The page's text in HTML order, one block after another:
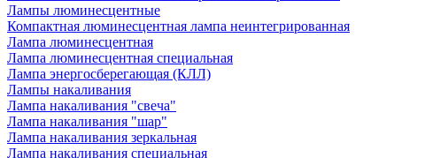
Лампы люминесцентные
Компактная люминесцентная лампа неинтегрированная
Лампа люминесцентная
Лампа люминесцентная специальная
Лампа энергосберегающая (КЛЛ)
Лампы накаливания
Лампа накаливания "свеча"
Лампа накаливания "шар"
Лампа накаливания зеркальная
Лампа накаливания специальная